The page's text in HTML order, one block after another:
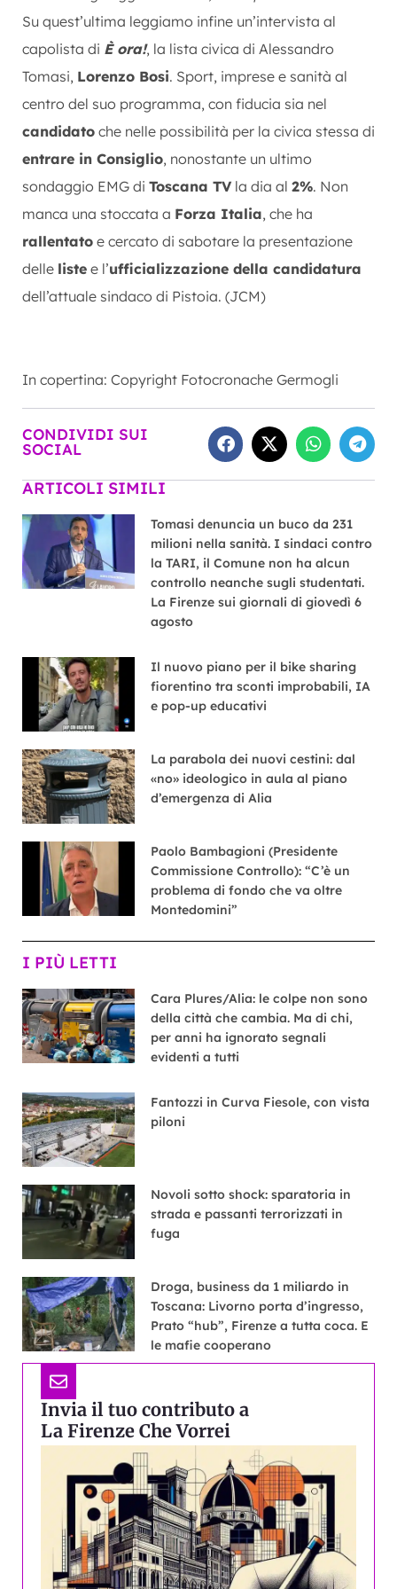
Su quest’ultima leggiamo infine un’intervista al
capolista di È ora!, la lista civica di Alessandro
Tomasi, Lorenzo Bosi. Sport, imprese e sanità al
centro del suo programma, con fiducia sia nel
candidato che nelle possibilità per la civica stessa di
entrare in Consiglio, nonostante un ultimo
sondaggio EMG di Toscana TV la dia al 2%. Non
manca una stoccata a Forza Italia, che ha
rallentato e cercato di sabotare la presentazione
delle liste e l’ufficializzazione della candidatura
dell’attuale sindaco di Pistoia. (JCM)
In copertina: Copyright Fotocronache Germogli
CONDIVIDI SUI
SOCIAL
ARTICOLI SIMILI
Tomasi denuncia un buco da 231
milioni nella sanità. I sindaci contro
la TARI, il Comune non ha alcun
controllo neanche sugli studentati.
La Firenze sui giornali di giovedì 6
agosto
Il nuovo piano per il bike sharing
fiorentino tra sconti improbabili, IA
e pop-up educativi
La parabola dei nuovi cestini: dal
«no» ideologico in aula al piano
d’emergenza di Alia
Paolo Bambagioni (Presidente
Commissione Controllo): “C’è un
problema di fondo che va oltre
Montedomini”
I PIÙ LETTI
Cara Plures/Alia: le colpe non sono
della città che cambia. Ma di chi,
per anni ha ignorato segnali
evidenti a tutti
Fantozzi in Curva Fiesole, con vista
piloni
Novoli sotto shock: sparatoria in
strada e passanti terrorizzati in
fuga
Droga, business da 1 miliardo in
Toscana: Livorno porta d’ingresso,
Prato “hub”, Firenze a tutta coca. E
le mafie cooperano
Invia il tuo contributo a
La Firenze Che Vorrei